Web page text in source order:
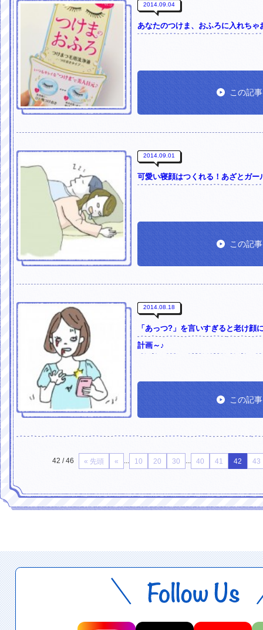
2014.09.04
あなたのつけま、おふろに入れち
この記
2014.09.01
可愛い寝顔はつくれる！あざとガ
この記
2014.08.18
「あっつ?」を言いすぎると老け
計画～♪
この記
42 / 46 « 先頭 « 10 20 30 40 41 42 43